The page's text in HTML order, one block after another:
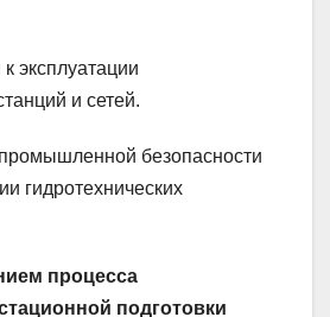
эксплуатации
и сетей.
безопасности
гидротехнических
процесса
подготовки